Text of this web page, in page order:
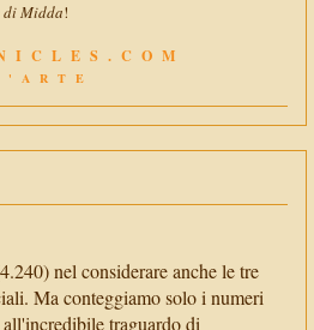
di Midda!
nel considerare anche le tre
Ma conteggiamo solo i numeri
traguardo di